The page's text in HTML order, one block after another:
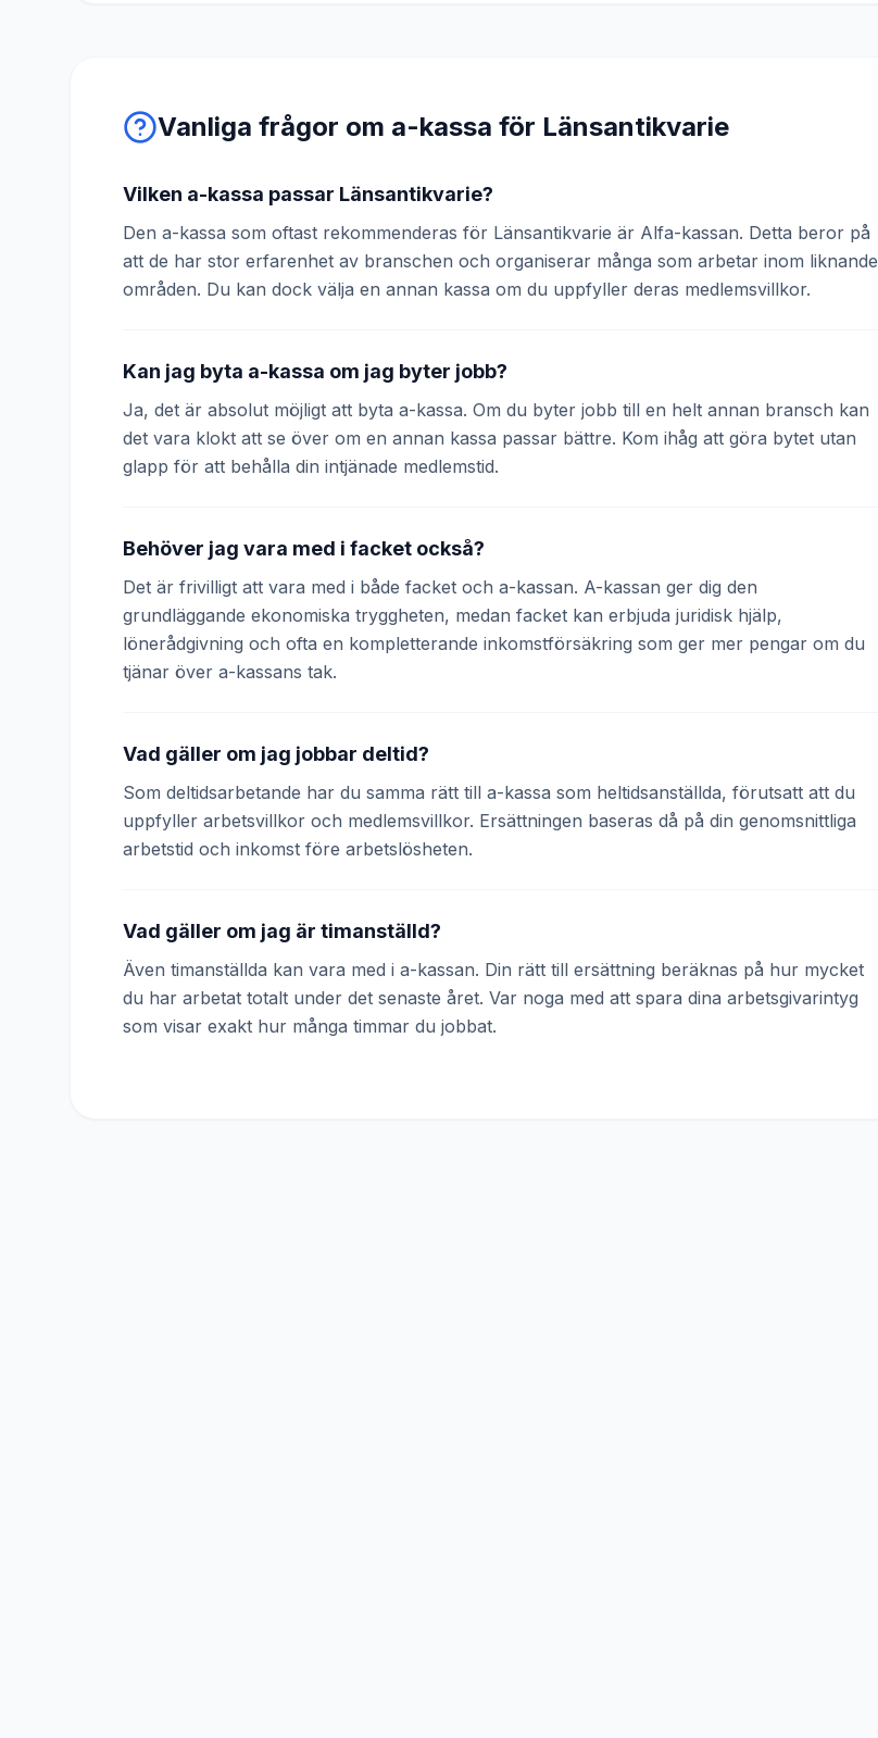
Vanliga frågor om a-kassa för Länsantikvarie
Vilken a-kassa passar Länsantikvarie?
Den a-kassa som oftast rekommenderas för Länsantikvarie är Alfa-kassan. Detta beror på
att de har stor erfarenhet av branschen och organiserar många som arbetar inom liknande
områden. Du kan dock välja en annan kassa om du uppfyller deras medlemsvillkor.
Kan jag byta a-kassa om jag byter jobb?
Ja, det är absolut möjligt att byta a-kassa. Om du byter jobb till en helt annan bransch kan
det vara klokt att se över om en annan kassa passar bättre. Kom ihåg att göra bytet utan
glapp för att behålla din intjänade medlemstid.
Behöver jag vara med i facket också?
Det är frivilligt att vara med i både facket och a-kassan. A-kassan ger dig den
grundläggande ekonomiska tryggheten, medan facket kan erbjuda juridisk hjälp,
lönerådgivning och ofta en kompletterande inkomstförsäkring som ger mer pengar om du
tjänar över a-kassans tak.
Vad gäller om jag jobbar deltid?
Som deltidsarbetande har du samma rätt till a-kassa som heltidsanställda, förutsatt att du
uppfyller arbetsvillkor och medlemsvillkor. Ersättningen baseras då på din genomsnittliga
arbetstid och inkomst före arbetslösheten.
Vad gäller om jag är timanställd?
Även timanställda kan vara med i a-kassan. Din rätt till ersättning beräknas på hur mycket
du har arbetat totalt under det senaste året. Var noga med att spara dina arbetsgivarintyg
som visar exakt hur många timmar du jobbat.